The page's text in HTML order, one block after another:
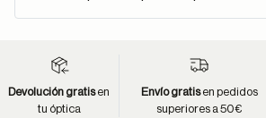
Devolución gratisen
tu óptica
Envío gratisen pedidos
superiores a 50€